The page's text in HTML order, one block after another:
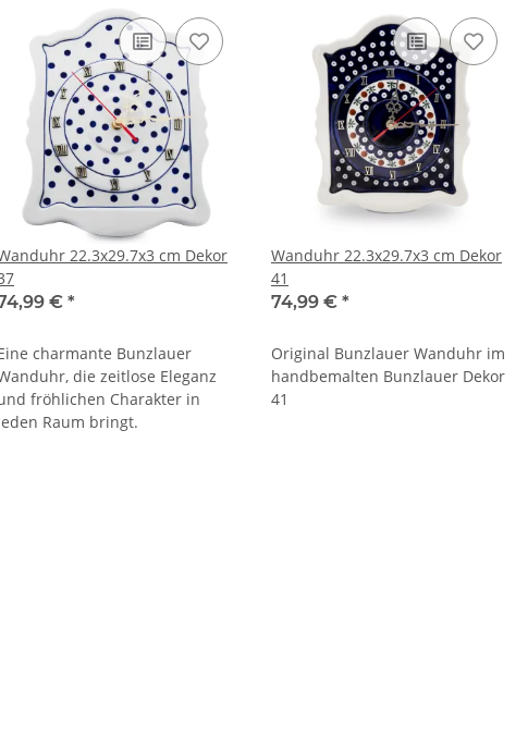
22.3x29.7x3 cm Dekor
€ *
charmante Bunzlauer
die zeitlose Eleganz
fröhlichen Charakter in
Raum bringt.
Wanduhr 22.3x29.7x3 cm Dekor
41
74,99 € *
Original Bunzlauer Wanduhr im
handbemalten Bunzlauer Dekor
41